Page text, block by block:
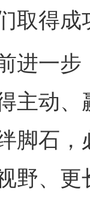
取得成
一步
主动
脚石
野、